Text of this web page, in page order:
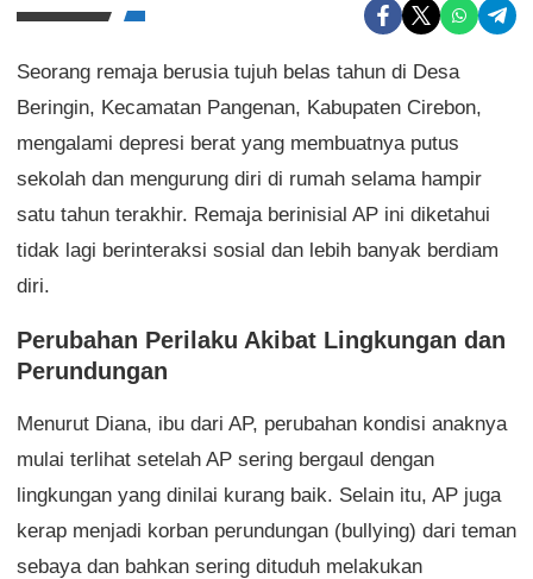
Seorang remaja berusia tujuh belas tahun di Desa
Beringin, Kecamatan Pangenan, Kabupaten Cirebon,
mengalami depresi berat yang membuatnya putus
sekolah dan mengurung diri di rumah selama hampir
satu tahun terakhir. Remaja berinisial AP ini diketahui
tidak lagi berinteraksi sosial dan lebih banyak berdiam
diri.
Perubahan Perilaku Akibat Lingkungan dan
Perundungan
Menurut Diana, ibu dari AP, perubahan kondisi anaknya
mulai terlihat setelah AP sering bergaul dengan
lingkungan yang dinilai kurang baik. Selain itu, AP juga
kerap menjadi korban perundungan (bullying) dari teman
sebaya dan bahkan sering dituduh melakukan